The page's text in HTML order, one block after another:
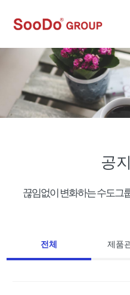
공
끊임없이 변화하는 수도그
전체 제품